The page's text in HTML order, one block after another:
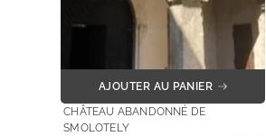
AJOUTER AU PANIER
CHÂTEAU ABANDONNÉ DE
SMOLOTELY